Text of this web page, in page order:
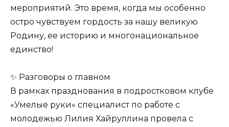
мероприятий. Это время, когда мы особенно
остро чувствуем гордость за нашу великую
Родину, ее историю и многонациональное
единство!
✨ Разговоры о главном
В рамках празднования в подростковом клубе
«Умелые руки» специалист по работе с
молодежью Лилия Хайруллина провела с